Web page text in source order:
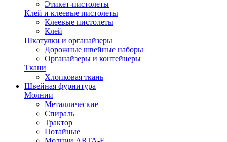
Этикет-пистолеты
Клей и клеевые пистолеты
Клеевые пистолеты
Клей
Шкатулки и органайзеры
Дорожные швейные наборы
Органайзеры и контейнеры
Ткани
Хлопковая ткань
Швейная фурнитура
Молнии
Металлические
Спираль
Трактор
Потайные